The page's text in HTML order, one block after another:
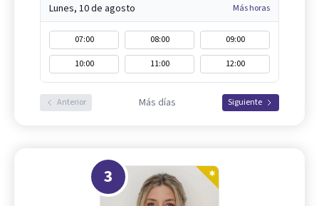
Lunes, 10 de agosto Más horas
07:00 08:00
09:00
10:00
11:00 12:00
Anterior Más días Siguiente
3